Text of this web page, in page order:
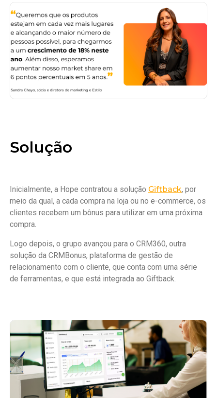
Solução
Inicialmente, a Hope contratou a solução Giftback, por
meio da qual, a cada compra na loja ou no e-commerce, os
clientes recebem um bônus para utilizar em uma próxima
compra.
Logo depois, o grupo avançou para o CRM360, outra
solução da CRMBonus, plataforma de gestão de
relacionamento com o cliente, que conta com uma série
de ferramentas, e que está integrada ao Giftback.